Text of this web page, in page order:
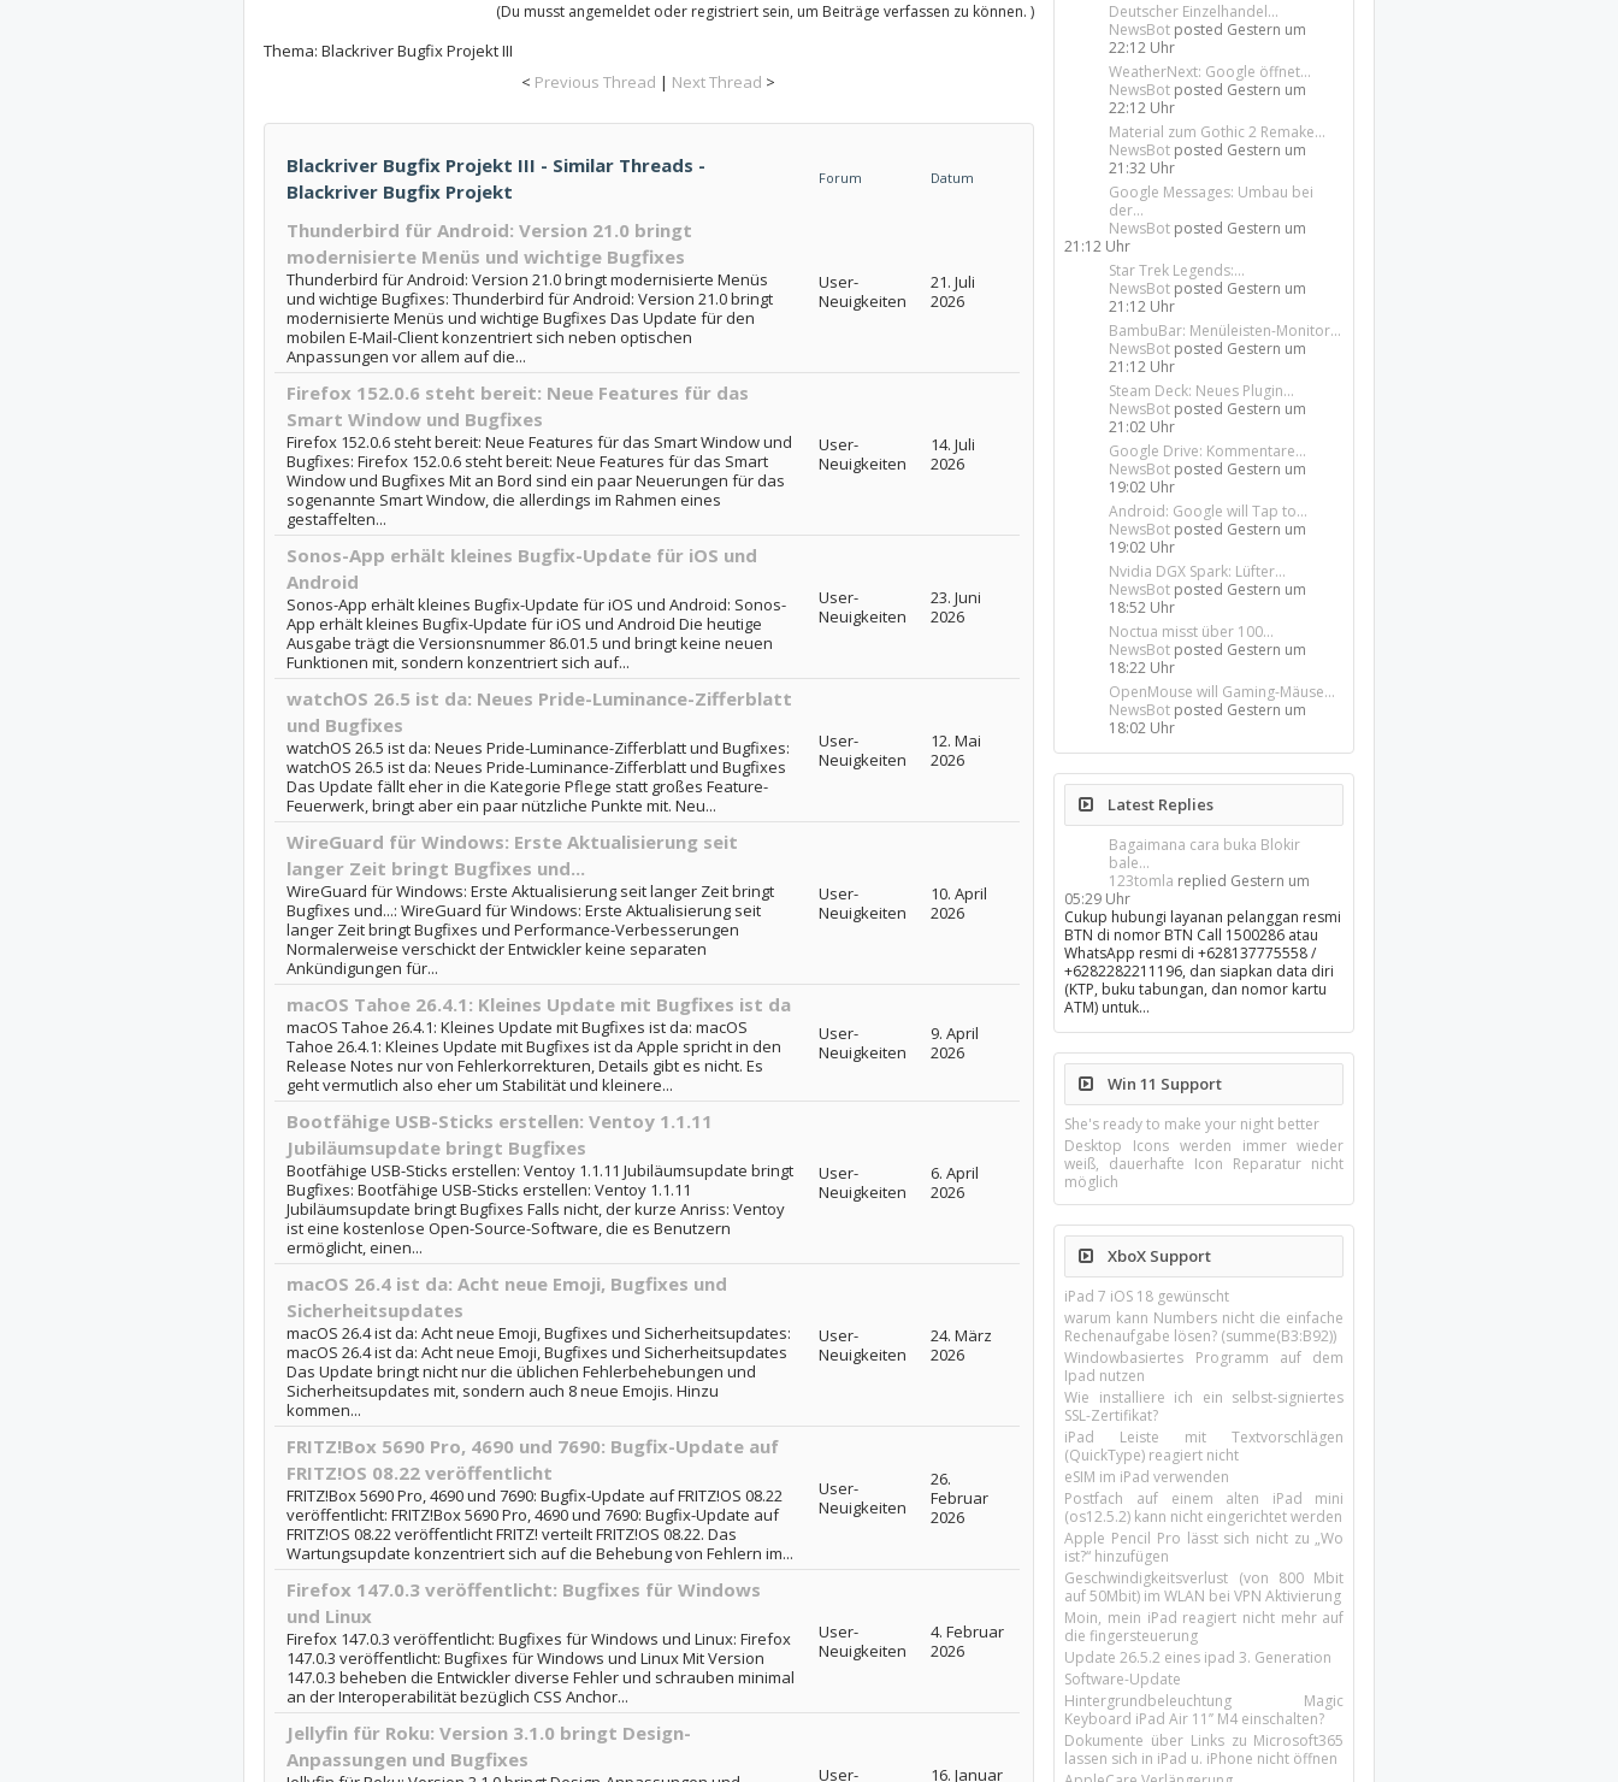
(Du musst angemeldet oder registriert sein, um Beiträge verfassen zu können. )
Thema: Blackriver Bugfix Projekt III
< Previous Thread | Next Thread >
Blackriver Bugfix Projekt III - Similar Threads -
Blackriver Bugfix Projekt
Forum Datum
Thunderbird für Android: Version 21.0 bringt
modernisierte Menüs und wichtige Bugfixes
Thunderbird für Android: Version 21.0 bringt modernisierte Menüs
und wichtige Bugfixes: Thunderbird für Android: Version 21.0 bringt
modernisierte Menüs und wichtige Bugfixes Das Update für den
mobilen E-Mail-Client konzentriert sich neben optischen
Anpassungen vor allem auf die...
User-
Neuigkeiten
21. Juli
2026
Firefox 152.0.6 steht bereit: Neue Features für das
Smart Window und Bugfixes
Firefox 152.0.6 steht bereit: Neue Features für das Smart Window und
Bugfixes: Firefox 152.0.6 steht bereit: Neue Features für das Smart
Window und Bugfixes Mit an Bord sind ein paar Neuerungen für das
sogenannte Smart Window, die allerdings im Rahmen eines
gestaffelten...
User-
Neuigkeiten
14. Juli
2026
Sonos-App erhält kleines Bugfix-Update für iOS und
Android
Sonos-App erhält kleines Bugfix-Update für iOS und Android: Sonos-
App erhält kleines Bugfix-Update für iOS und Android Die heutige
Ausgabe trägt die Versionsnummer 86.01.5 und bringt keine neuen
Funktionen mit, sondern konzentriert sich auf...
User-
Neuigkeiten
23. Juni
2026
watchOS 26.5 ist da: Neues Pride-Luminance-Zifferblatt
und Bugfixes
watchOS 26.5 ist da: Neues Pride-Luminance-Zifferblatt und Bugfixes:
watchOS 26.5 ist da: Neues Pride-Luminance-Zifferblatt und Bugfixes
Das Update fällt eher in die Kategorie Pflege statt großes Feature-
Feuerwerk, bringt aber ein paar nützliche Punkte mit. Neu...
User-
Neuigkeiten
12. Mai
2026
WireGuard für Windows: Erste Aktualisierung seit
langer Zeit bringt Bugfixes und...
WireGuard für Windows: Erste Aktualisierung seit langer Zeit bringt
Bugfixes und...: WireGuard für Windows: Erste Aktualisierung seit
langer Zeit bringt Bugfixes und Performance-Verbesserungen
Normalerweise verschickt der Entwickler keine separaten
Ankündigungen für...
User-
Neuigkeiten
10. April
2026
macOS Tahoe 26.4.1: Kleines Update mit Bugfixes ist da
macOS Tahoe 26.4.1: Kleines Update mit Bugfixes ist da: macOS
Tahoe 26.4.1: Kleines Update mit Bugfixes ist da Apple spricht in den
Release Notes nur von Fehlerkorrekturen, Details gibt es nicht. Es
geht vermutlich also eher um Stabilität und kleinere...
User-
Neuigkeiten
9. April
2026
Bootfähige USB-Sticks erstellen: Ventoy 1.1.11
Jubiläumsupdate bringt Bugfixes
Bootfähige USB-Sticks erstellen: Ventoy 1.1.11 Jubiläumsupdate bringt
Bugfixes: Bootfähige USB-Sticks erstellen: Ventoy 1.1.11
Jubiläumsupdate bringt Bugfixes Falls nicht, der kurze Anriss: Ventoy
ist eine kostenlose Open-Source-Software, die es Benutzern
ermöglicht, einen...
User-
Neuigkeiten
6. April
2026
macOS 26.4 ist da: Acht neue Emoji, Bugfixes und
Sicherheitsupdates
macOS 26.4 ist da: Acht neue Emoji, Bugfixes und Sicherheitsupdates:
macOS 26.4 ist da: Acht neue Emoji, Bugfixes und Sicherheitsupdates
Das Update bringt nicht nur die üblichen Fehlerbehebungen und
Sicherheitsupdates mit, sondern auch 8 neue Emojis. Hinzu
kommen...
User-
Neuigkeiten
24. März
2026
FRITZ!Box 5690 Pro, 4690 und 7690: Bugfix-Update auf
FRITZ!OS 08.22 veröffentlicht
FRITZ!Box 5690 Pro, 4690 und 7690: Bugfix-Update auf FRITZ!OS 08.22
veröffentlicht: FRITZ!Box 5690 Pro, 4690 und 7690: Bugfix-Update auf
FRITZ!OS 08.22 veröffentlicht FRITZ! verteilt FRITZ!OS 08.22. Das
Wartungsupdate konzentriert sich auf die Behebung von Fehlern im...
User-
Neuigkeiten
26.
Februar
2026
Firefox 147.0.3 veröffentlicht: Bugfixes für Windows
und Linux
Firefox 147.0.3 veröffentlicht: Bugfixes für Windows und Linux: Firefox
147.0.3 veröffentlicht: Bugfixes für Windows und Linux Mit Version
147.0.3 beheben die Entwickler diverse Fehler und schrauben minimal
an der Interoperabilität bezüglich CSS Anchor...
User-
Neuigkeiten
4. Februar
2026
Jellyfin für Roku: Version 3.1.0 bringt Design-
Anpassungen und Bugfixes
User- 16. Januar
Deutscher Einzelhandel...
NewsBot posted Gestern um
22:12 Uhr
WeatherNext: Google öffnet...
NewsBot posted Gestern um
22:12 Uhr
Material zum Gothic 2 Remake...
NewsBot posted Gestern um
21:32 Uhr
Google Messages: Umbau bei
der...
NewsBot posted Gestern um
21:12 Uhr
Star Trek Legends:...
NewsBot posted Gestern um
21:12 Uhr
BambuBar: Menüleisten-Monitor...
NewsBot posted Gestern um
21:12 Uhr
Steam Deck: Neues Plugin...
NewsBot posted Gestern um
21:02 Uhr
Google Drive: Kommentare...
NewsBot posted Gestern um
19:02 Uhr
Android: Google will Tap to...
NewsBot posted Gestern um
19:02 Uhr
Nvidia DGX Spark: Lüfter...
NewsBot posted Gestern um
18:52 Uhr
Noctua misst über 100...
NewsBot posted Gestern um
18:22 Uhr
OpenMouse will Gaming-Mäuse...
NewsBot posted Gestern um
18:02 Uhr
Latest Replies
Bagaimana cara buka Blokir
bale...
123tomla replied Gestern um
05:29 Uhr
Cukup hubungi layanan pelanggan resmi
BTN di nomor BTN Call 1500286 atau
WhatsApp resmi di +628137775558 /
+6282282211196, dan siapkan data diri
(KTP, buku tabungan, dan nomor kartu
ATM) untuk…
Win 11 Support
She's ready to make your night better
Desktop Icons werden immer wieder
weiß, dauerhafte Icon Reparatur nicht
möglich
XboX Support
iPad 7 iOS 18 gewünscht
warum kann Numbers nicht die einfache
Rechenaufgabe lösen? (summe(B3:B92))
Windowbasiertes Programm auf dem
Ipad nutzen
Wie installiere ich ein selbst-signiertes
SSL-Zertifikat?
iPad Leiste mit Textvorschlägen
(QuickType) reagiert nicht
eSIM im iPad verwenden
Postfach auf einem alten iPad mini
(os12.5.2) kann nicht eingerichtet werden
Apple Pencil Pro lässt sich nicht zu „Wo
ist?“ hinzufügen
Geschwindigkeitsverlust (von 800 Mbit
auf 50Mbit) im WLAN bei VPN Aktivierung
Moin, mein iPad reagiert nicht mehr auf
die fingersteuerung
Update 26.5.2 eines ipad 3. Generation
Software-Update
Hintergrundbeleuchtung Magic
Keyboard iPad Air 11’’ M4 einschalten?
Dokumente über Links zu Microsoft365
lassen sich in iPad u. iPhone nicht öffnen